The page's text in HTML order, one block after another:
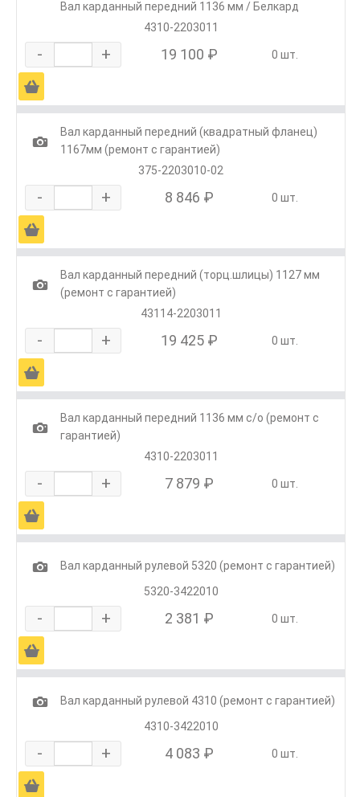
Вал карданный передний 1136 мм / Белкард
4310-2203011
- + 19 100 ₽ 0 шт.
Ä
1
Вал карданный передний (квадратный фланец)
1167мм (ремонт с гарантией)
375-2203010-02
- + 8 846 ₽ 0 шт.
Ä
1
Вал карданный передний (торц.шлицы) 1127 мм
(ремонт с гарантией)
43114-2203011
- + 19 425 ₽ 0 шт.
Ä
1
Вал карданный передний 1136 мм с/о (ремонт с
гарантией)
4310-2203011
- + 7 879 ₽ 0 шт.
Ä
1
Вал карданный рулевой 5320 (ремонт с гарантией)
5320-3422010
- + 2 381 ₽ 0 шт.
Ä
1
Вал карданный рулевой 4310 (ремонт с гарантией)
4310-3422010
- + 4 083 ₽ 0 шт.
Ä